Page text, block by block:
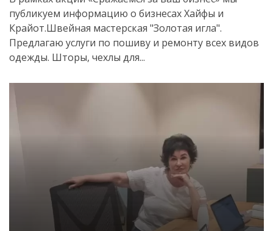
Искать
публикуем информацию о бизнесах Хайфы и
Крайот.Швейная мастерская "Золотая игла".
Предлагаю услуги по пошиву и ремонту всех видов
одежды. Шторы, чехлы для...